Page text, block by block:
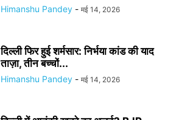
Himanshu Pandey - मई 14, 2026
दिल्ली फिर हुई शर्मसार: निर्भया कांड की याद
ताज़ा, तीन बच्चों...
Himanshu Pandey - मई 14, 2026